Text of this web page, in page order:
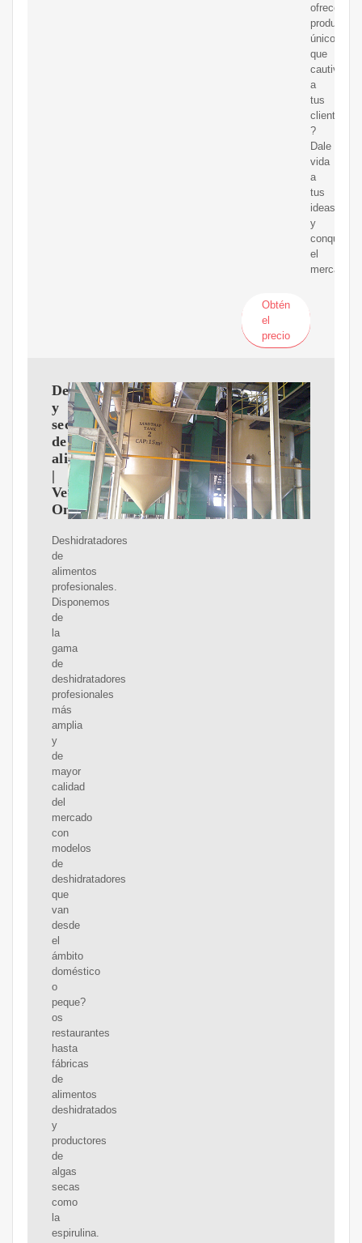
ofrecer
productos
únicos
que
cautivarán
a
tus
clientes.
?
Dale
vida
a
tus
ideas
y
conquista
el
mercado
Obtén
el
precio
Deshidratadores
y
secadores
de
alimentos
|
Venta
Online
Deshidratadores
de
alimentos
profesionales.
Disponemos
de
la
gama
de
deshidratadores
profesionales
más
amplia
y
de
mayor
calidad
del
mercado
con
modelos
de
deshidratadores
que
van
desde
el
ámbito
doméstico
o
peque?
os
restaurantes
hasta
fábricas
de
alimentos
deshidratados
y
productores
de
algas
secas
como
la
espirulina.